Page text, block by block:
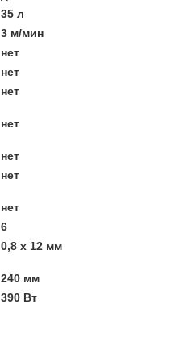
35 л
3 м/мин
нет
нет
нет
нет
нет
нет
нет
6
0,8 x 12 мм
240 мм
390 Вт